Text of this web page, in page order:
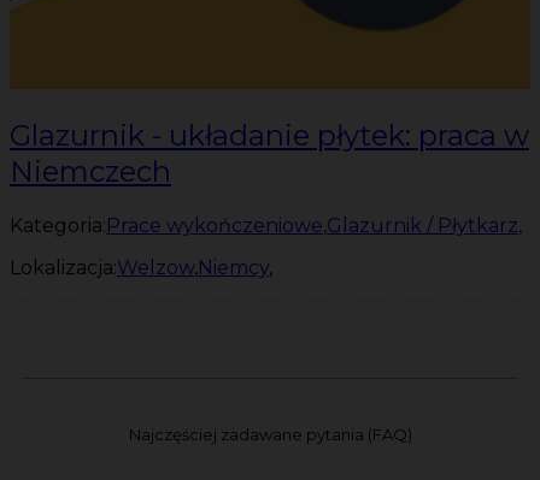
Glazurnik - układanie płytek: praca w
Niemczech
Kategoria:Prace wykończeniowe,Glazurnik / Płytkarz,
Lokalizacja:Welzow,Niemcy,
Najczęściej zadawane pytania (FAQ)